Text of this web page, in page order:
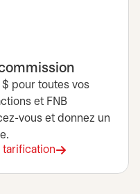
pour toutes vos
et FNB
vous et donnez un
tarification